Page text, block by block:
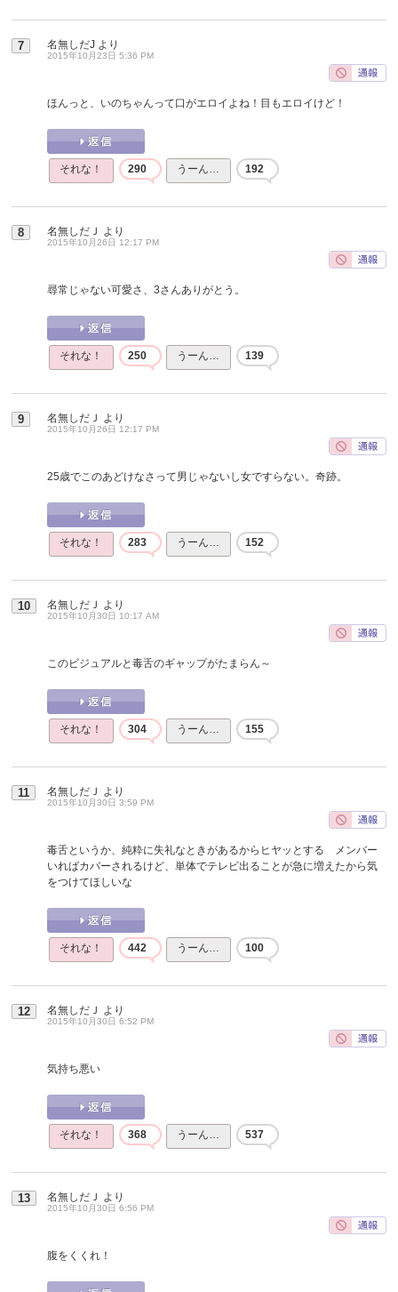
7 名無しだJ より
2015年10月23日 5:36 PM
ほんっと、いのちゃんって口がエロイよね！目もエロイけど！
それな！ 290 うーん… 192
8 名無しだＪ より
2015年10月26日 12:17 PM
尋常じゃない可愛さ、3さんありがとう。
それな！ 250 うーん… 139
9 名無しだＪ より
2015年10月26日 12:17 PM
25歳でこのあどけなさって男じゃないし女ですらない。奇跡。
それな！ 283 うーん… 152
10 名無しだＪ より
2015年10月30日 10:17 AM
このビジュアルと毒舌のギャップがたまらん～
それな！ 304 うーん… 155
11 名無しだＪ より
2015年10月30日 3:59 PM
毒舌というか、純粋に失礼なときがあるからヒヤッとする メンバー
いればカバーされるけど、単体でテレビ出ることが急に増えたから気
をつけてほしいな
それな！ 442 うーん… 100
12 名無しだＪ より
2015年10月30日 6:52 PM
気持ち悪い
それな！ 368 うーん… 537
13 名無しだＪ より
2015年10月30日 6:56 PM
腹をくくれ！